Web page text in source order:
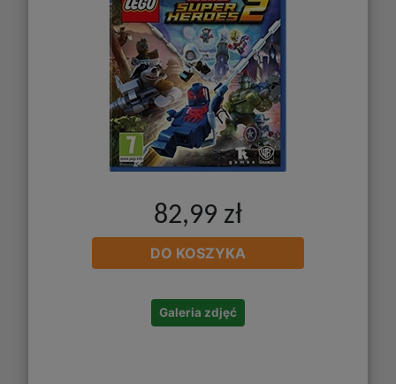
82,99 zł
DO KOSZYKA
Galeria zdjęć